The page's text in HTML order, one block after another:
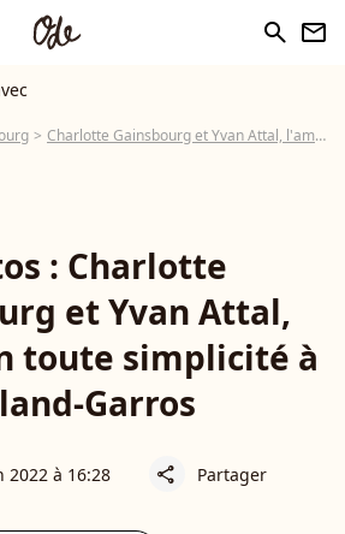
search newsletter
Charlotte Gainsbourg et Yvan Attal, l'amour en toute simplicité à Roland-Garros
: Charlotte
et Yvan Attal,
toute simplicité à
Garros
2022 à 16:28 share Partager